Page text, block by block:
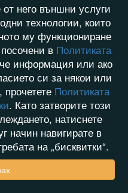
него външни услуги
технологии, които
му функциониране
в Политиката
информация или ако
си за някои или
прочетете Политиката
. Като затворите този
натиснете
начин навигирате в
на „бисквитки“.